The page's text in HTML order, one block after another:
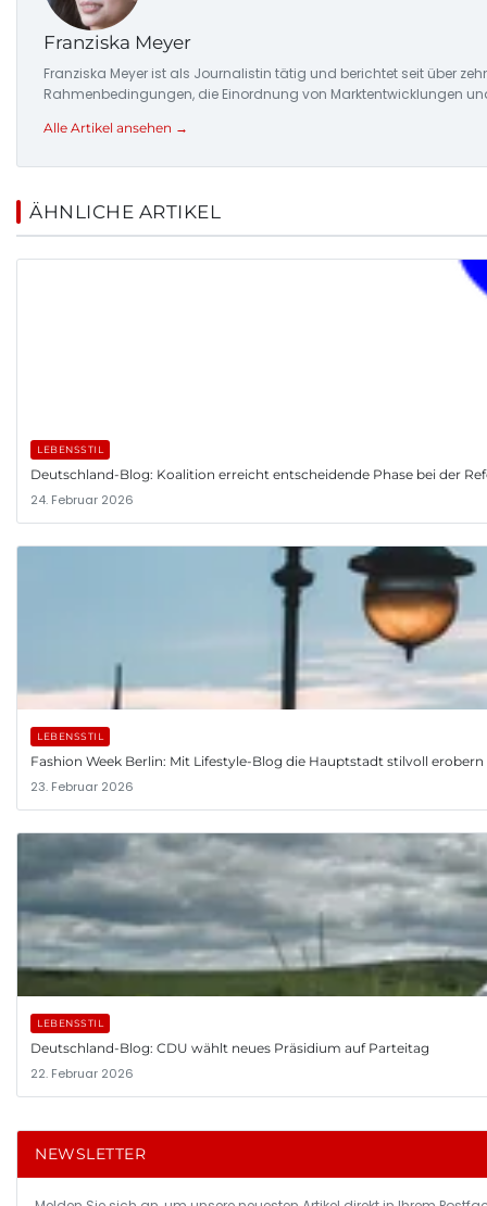
Franziska Meyer
Franziska Meyer ist als Journalistin tätig und berichtet seit über
Rahmenbedingungen, die Einordnung von Marktentwicklungen
Alle Artikel ansehen →
ÄHNLICHE ARTIKEL
LEBENSSTIL
Deutschland-Blog: Koalition erreicht entscheidende Phase bei der
24. Februar 2026
LEBENSSTIL
Fashion Week Berlin: Mit Lifestyle-Blog die Hauptstadt stilvoll erobern
23. Februar 2026
LEBENSSTIL
Deutschland-Blog: CDU wählt neues Präsidium auf Parteitag
22. Februar 2026
NEWSLETTER